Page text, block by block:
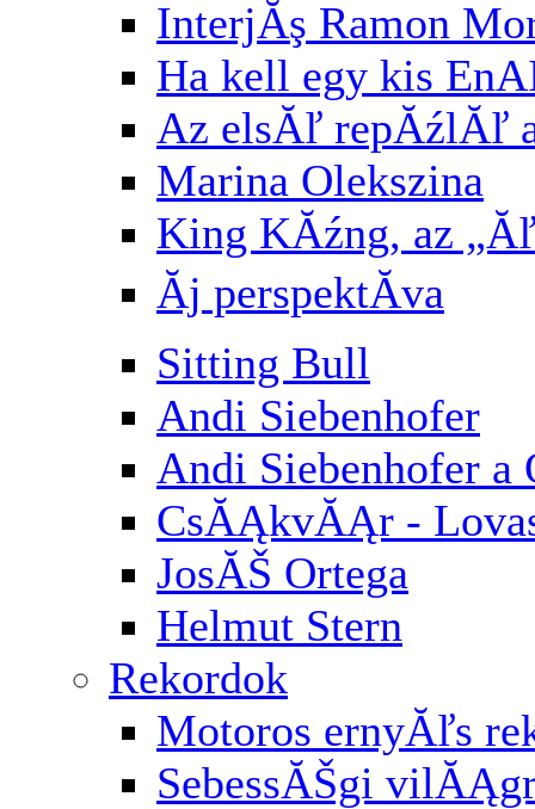
InterjĂş Ramon
Ha kell egy kis
Az elsĂľ repĂźlĂľ
Marina Olekszina
King KĂźng, az
Ăj perspektĂ­va
Sitting Bull
Andi Siebenhofer
Andi Siebenhofer
CsĂĄkvĂĄr -
JosĂŠ Ortega
Helmut Stern
Rekordok
Motoros ernyĂľs
SebessĂŠgi